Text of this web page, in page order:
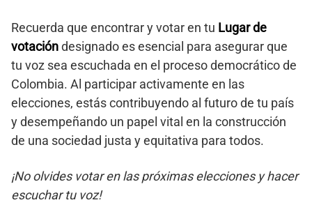
Recuerda que encontrar y votar en tu Lugar de
votacióndesignado es esencial para asegurar que
tu voz sea escuchada en el proceso democrático de
Colombia. Al participar activamente en las
elecciones, estás contribuyendo al futuro de tu país
y desempeñando un papel vital en la construcción
de una sociedad justa y equitativa para todos.
¡No olvides votar en las próximas elecciones y hacer
escuchar tu voz!